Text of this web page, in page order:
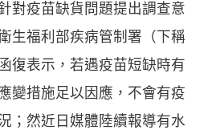
對疫苗缺貨問題提出調查意
生福利部疾病管制署（下稱
復表示，若遇疫苗短缺時有
變措施足以因應，不會有疫
；然近日媒體陸續報導有水